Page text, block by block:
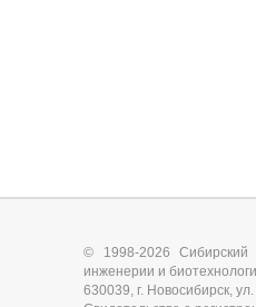
© 1998-2026 Сибирский
инженерии и
630039, г. Новосибирск,